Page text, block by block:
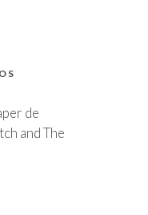
de
and The